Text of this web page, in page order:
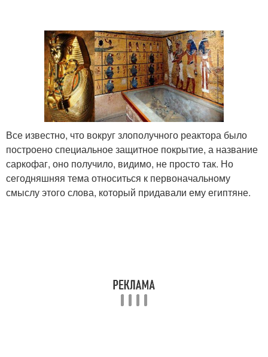
Все известно, что вокруг злополучного реактора было
построено специальное защитное покрытие, а название
саркофаг, оно получило, видимо, не просто так. Но
сегодняшняя тема относиться к первоначальному
смыслу этого слова, который придавали ему египтяне.